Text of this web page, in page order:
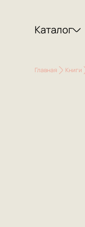
Каталог
Главная Книги